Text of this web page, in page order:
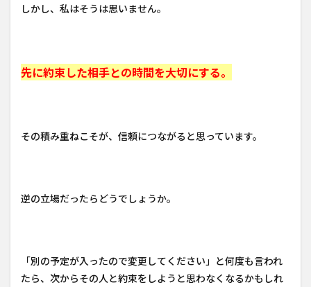
しかし、私はそうは思いません。
先に約束した相手との時間を大切にする。
その積み重ねこそが、信頼につながると思っています。
逆の立場だったらどうでしょうか。
「別の予定が入ったので変更してください」と何度も言われ
たら、次からその人と約束をしようと思わなくなるかもしれ